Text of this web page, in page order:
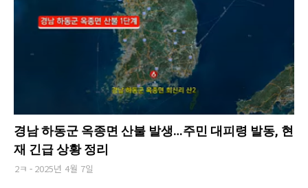
경남 하동군 옥종면 산불 발생…주민 대피령 발동, 현
재 긴급 상황 정리
2ㅋ 2025년 4월 7일